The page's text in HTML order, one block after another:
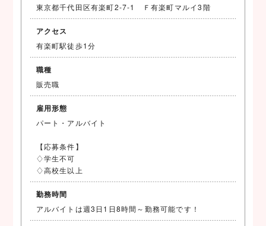
東京都千代田区有楽町2-7-1 Ｆ有楽町マルイ3階
アクセス
有楽町駅徒歩1分
職種
販売職
雇用形態
パート・アルバイト
【応募条件】
♢学生不可
♢高校生以上
勤務時間
アルバイトは週3日1日8時間～勤務可能です！